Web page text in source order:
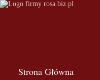
Strona Główna